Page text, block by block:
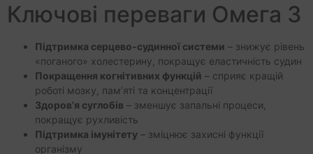
Ключові переваги Омега 3
Підтримка серцево-судинної системи – знижує рівень
«поганого» холестерину, покращує еластичність судин
Покращення когнітивних функцій – сприяє кращій
роботі мозку, пам’яті та концентрації
Здоров’я суглобів – зменшує запальні процеси,
покращує рухливість
Підтримка імунітету – зміцнює захисні функції
організму